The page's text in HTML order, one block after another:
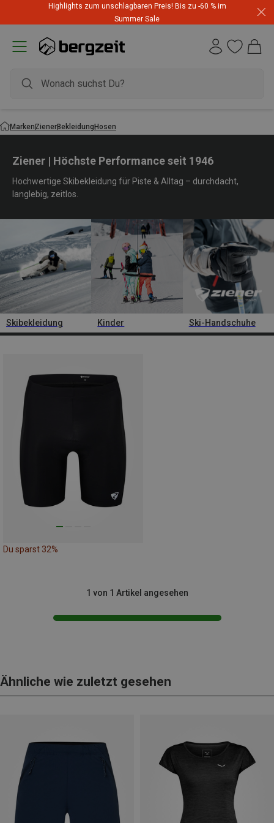
Highlights zum unschlagbaren Preis! Bis zu -60 % im
Summer Sale
MarkenZienerBekleidungHosen
Ziener | Höchste Performance seit 1946
Hochwertige Skibekleidung für Piste & Alltag – durchdacht,
langlebig, zeitlos.
Skibekleidung Kinder Ski-Handschuhe
Du sparst 32%
1 von 1 Artikel angesehen
Ähnliche wie zuletzt gesehen